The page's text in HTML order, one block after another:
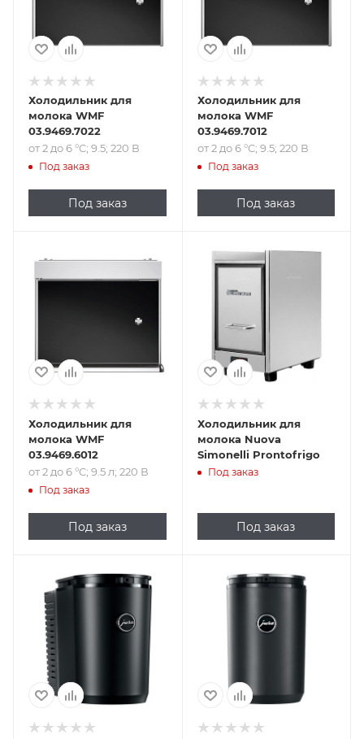
Холодильник для
молока WMF
03.9469.7022
от 2 до 6 °C; 9.5; 220 В
Под заказ
Под заказ
Холодильник для
молока WMF
03.9469.7012
от 2 до 6 °C; 9.5; 220 В
Под заказ
Под заказ
220 В
Холодильник для
молока WMF
03.9469.6012
от 2 до 6 °C; 9.5 л; 220 В
Под заказ
Под заказ
Холодильник для
молока Nuova
Simonelli Prontofrigo
Под заказ
Под заказ
Подпись к товару
4 °C; 2.5 л; 220 В
Подпись к товару
4 °C; 1.1 л; 220 В